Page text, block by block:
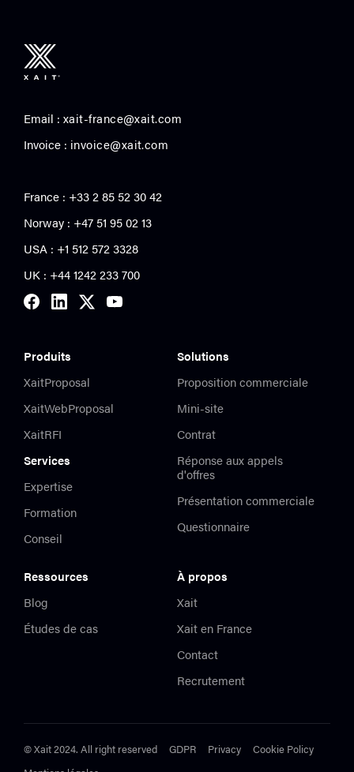
Email : xait-france@xait.com
Invoice : invoice@xait.com
France : +33 2 85 52 30 42
Norway : +47 51 95 02 13
USA : +1 512 572 3328
UK : +44 1242 233 700
Produits
XaitProposal
XaitWebProposal
XaitRFI
Services
Expertise
Formation
Conseil
Solutions
Proposition commerciale
Mini-site
Contrat
Réponse aux appels
d'offres
Présentation commerciale
Questionnaire
Ressources
Blog
Études de cas
À propos
Xait
Xait en France
Contact
Recrutement
© Xait 2024. All right reserved GDPR Privacy
Cookie Policy